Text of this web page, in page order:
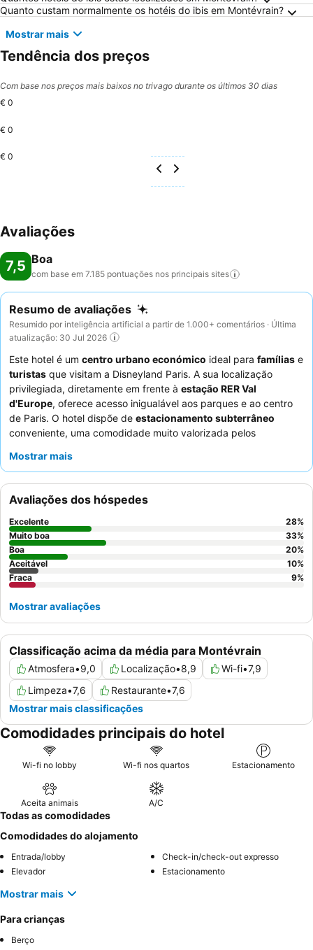
Quanto custam normalmente os hotéis do ibis em Montévrain?
Mostrar mais
Tendência dos preços
Com base nos preços mais baixos no trivago durante os últimos 30 dias
€ 0
€ 0
€ 0
Avaliações
7,5 Boa
com base em 7.185 pontuações nos principais sites
Resumo de avaliações
Resumido por inteligência artificial a partir de 1.000+ comentários · Última
atualização: 30 Jul 2026
Este hotel é um centro urbano económico ideal para famílias e
turistas que visitam a Disneyland Paris. A sua localização
privilegiada, diretamente em frente à estação RER Val
d'Europe, oferece acesso inigualável aos parques e ao centro
de Paris. O hotel dispõe de estacionamento subterrâneo
conveniente, uma comodidade muito valorizada pelos
serviço acolhedor e prestável, que complementa o buffet de
mais tranquila, os hóspedes recomendam pedir um quarto
virado para o jardim.
Mostrar mais
Classificação acima da média para Montévrain
Atmosfera•9,0 Localização•8,9 Wi-fi•7,9
Limpeza•7,6 Restaurante•7,6
Mostrar mais classificações
Avaliações dos hóspedes
Excelente 28%
Muito boa
33%
Boa
20%
Aceitável
10%
Fraca
9%
Mostrar avaliações
Comodidades principais do hotel
Wi-fi no lobby Wi-fi nos quartos Estacionamento
Aceita animais A/C
Todas as comodidades
Comodidades do alojamento
Entrada/lobby
Check-in/check-out expresso
Elevador
Estacionamento
Mostrar mais
Para crianças
Berço